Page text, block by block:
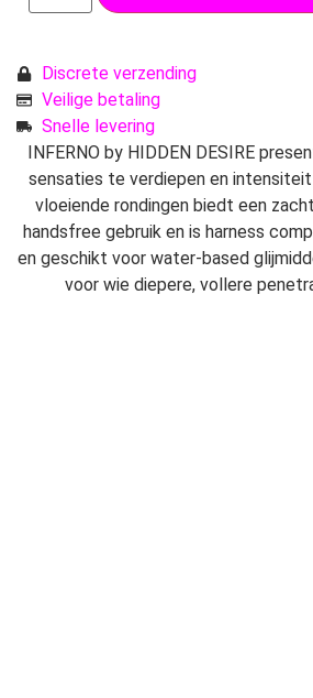
Discrete verzending
Veilige betaling
Snelle levering
INFERNO by HIDDEN DESIRE
sensaties te verdiepen en
vloeiende rondingen biedt een
handsfree gebruik en is harness
en geschikt voor water-based
voor wie diepere, vollere